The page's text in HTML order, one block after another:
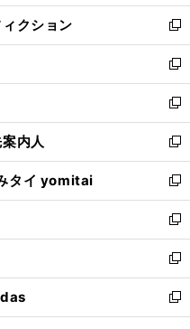
開
く
ウ
で
開
く
ン
ド
ウ
で
開
く
ウ
ィ
ン
ド
ウ
で
開
く
クション
新
し
い
ウ
ィ
ン
ド
ウ
で
開
く
新
し
い
ウ
ィ
ン
ド
ウ
で
開
く
新
し
い
ウ
ィ
ン
ド
ウ
で
開
く
内人
新
し
い
ウ
ィ
ン
ド
ウ
で
開
タイ yomitai
新
し
い
ウ
ィ
ン
ド
ウ
新
し
い
ウ
ィ
ン
新
し
い
ウ
新
し